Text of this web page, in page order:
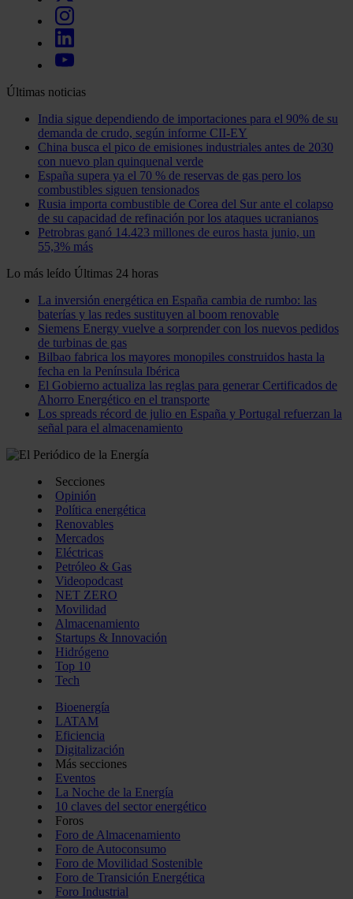
Últimas noticias
India sigue dependiendo de importaciones para el 90% de su
demanda de crudo, según informe CII-EY
China busca el pico de emisiones industriales antes de 2030
con nuevo plan quinquenal verde
España supera ya el 70 % de reservas de gas pero los
combustibles siguen tensionados
Rusia importa combustible de Corea del Sur ante el colapso
de su capacidad de refinación por los ataques ucranianos
Petrobras ganó 14.423 millones de euros hasta junio, un
55,3% más
Lo más leído Últimas 24 horas
La inversión energética en España cambia de rumbo: las
baterías y las redes sustituyen al boom renovable
Siemens Energy vuelve a sorprender con los nuevos pedidos
de turbinas de gas
Bilbao fabrica los mayores monopiles construidos hasta la
fecha en la Península Ibérica
El Gobierno actualiza las reglas para generar Certificados de
Ahorro Energético en el transporte
Los spreads récord de julio en España y Portugal refuerzan la
señal para el almacenamiento
Secciones
Opinión
Política energética
Renovables
Mercados
Eléctricas
Petróleo & Gas
Videopodcast
NET ZERO
Movilidad
Almacenamiento
Startups & Innovación
Hidrógeno
Top 10
Tech
Bioenergía
LATAM
Eficiencia
Digitalización
Más secciones
Eventos
La Noche de la Energía
10 claves del sector energético
Foros
Foro de Almacenamiento
Foro de Autoconsumo
Foro de Movilidad Sostenible
Foro de Transición Energética
Foro Industrial